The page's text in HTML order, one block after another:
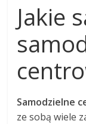
Jakie
Samodzielne
ze sobą wiele